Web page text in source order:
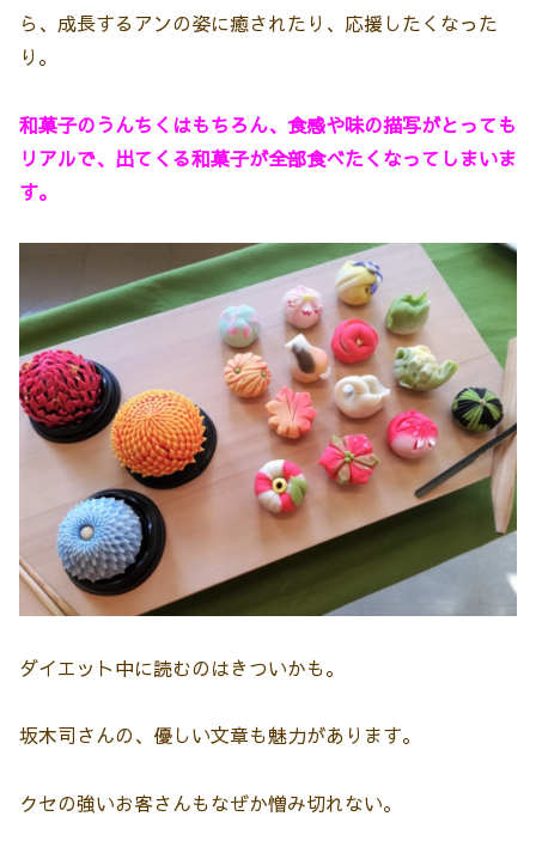
ら、成長するアンの姿に癒されたり、応援したくなった
り。
和菓子のうんちくはもちろん、食感や味の描写がとっても
リアルで、出てくる和菓子が全部食べたくなってしまいま
す。
ダイエット中に読むのはきついかも。
坂木司さんの、優しい文章も魅力があります。
クセの強いお客さんもなぜか憎み切れない。